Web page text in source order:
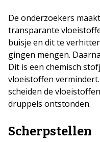
De onderzoekers
transparante
buisje en dit te
gingen mengen.
Dit is een chemisch
vloeistoffen
scheiden de
druppels ontstonden.
Scherpstellen